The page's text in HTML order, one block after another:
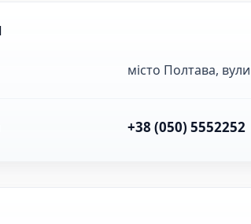
місто Полтава,
+38 (050) 5552252